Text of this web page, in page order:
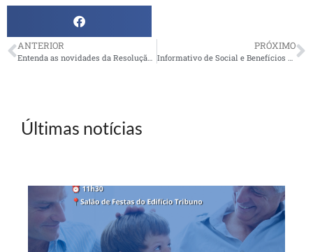
ANTERIOR
Entenda as novidades da Resolução 5.202/2025
PRÓXIMO
Informativo de Social e Benefícios – Março
Últimas notícias